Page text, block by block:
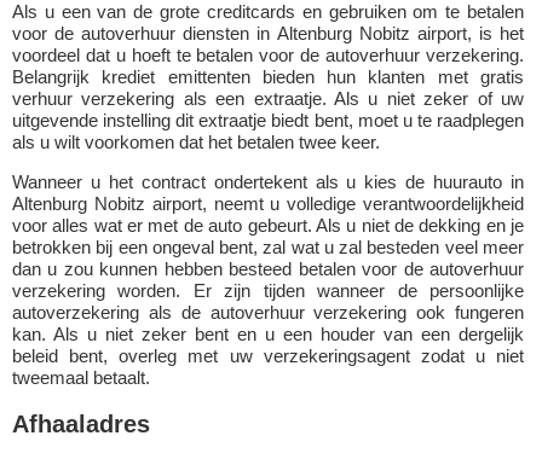
Als u een van de grote creditcards en gebruiken om te betalen
voor de autoverhuur diensten in Altenburg Nobitz airport, is het
voordeel dat u hoeft te betalen voor de autoverhuur verzekering.
Belangrijk krediet emittenten bieden hun klanten met gratis
verhuur verzekering als een extraatje. Als u niet zeker of uw
uitgevende instelling dit extraatje biedt bent, moet u te raadplegen
als u wilt voorkomen dat het betalen twee keer.
Wanneer u het contract ondertekent als u kies de huurauto in
Altenburg Nobitz airport, neemt u volledige verantwoordelijkheid
voor alles wat er met de auto gebeurt. Als u niet de dekking en je
betrokken bij een ongeval bent, zal wat u zal besteden veel meer
dan u zou kunnen hebben besteed betalen voor de autoverhuur
verzekering worden. Er zijn tijden wanneer de persoonlijke
autoverzekering als de autoverhuur verzekering ook fungeren
kan. Als u niet zeker bent en u een houder van een dergelijk
beleid bent, overleg met uw verzekeringsagent zodat u niet
tweemaal betaalt.
Afhaaladres